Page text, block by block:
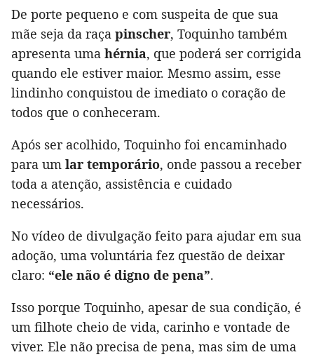
De porte pequeno e com suspeita de que sua
mãe seja da raça pinscher, Toquinho também
apresenta uma hérnia, que poderá ser corrigida
quando ele estiver maior. Mesmo assim, esse
lindinho conquistou de imediato o coração de
todos que o conheceram.
Após ser acolhido, Toquinho foi encaminhado
para um lar temporário, onde passou a receber
toda a atenção, assistência e cuidado
necessários.
No vídeo de divulgação feito para ajudar em sua
adoção, uma voluntária fez questão de deixar
claro: “ele não é digno de pena”.
Isso porque Toquinho, apesar de sua condição, é
um filhote cheio de vida, carinho e vontade de
viver. Ele não precisa de pena, mas sim de uma